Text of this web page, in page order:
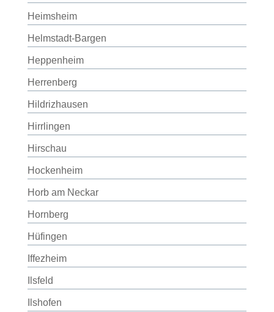
Heimsheim
Helmstadt-Bargen
Heppenheim
Herrenberg
Hildrizhausen
Hirrlingen
Hirschau
Hockenheim
Horb am Neckar
Hornberg
Hüfingen
Iffezheim
Ilsfeld
Ilshofen